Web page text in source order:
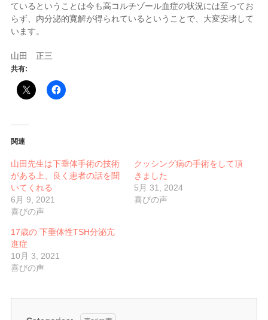
ているということは今も高コルチゾール血症の状況には至ってお
らず、内分泌的寛解が得られているということで、大変安堵して
います。
山田 正三
共有:
関連
山田先生は下垂体手術の技術
がある上、良く患者の話を聞
いてくれる
6月 9, 2021
喜びの声
クッシング病の手術をして頂
きました
5月 31, 2024
喜びの声
17歳の 下垂体性TSH分泌亢
進症
10月 3, 2021
喜びの声